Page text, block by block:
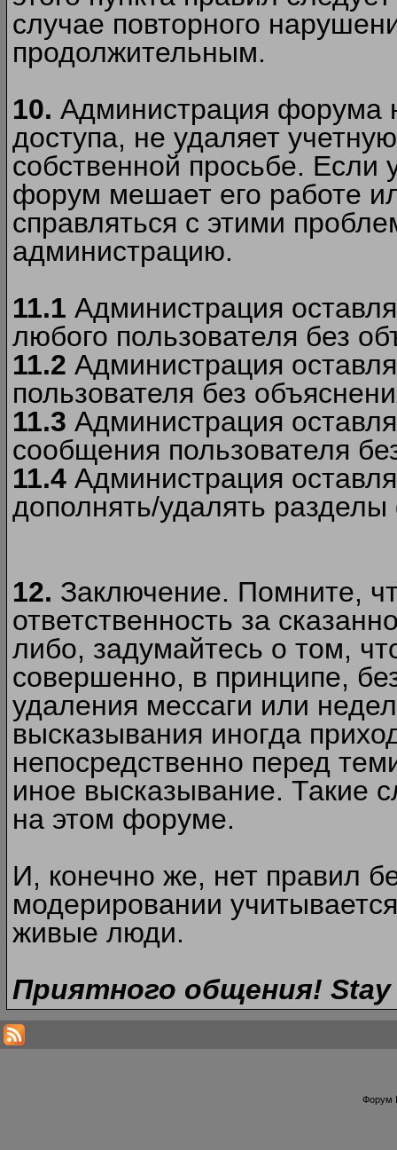
случае повторного
продолжительным.
10. Администрация форума
доступа, не удаляет
собственной просьбе. Если
форум мешает его работе
справляться с этими
администрацию.
11.1 Администрация
любого пользователя без
11.2 Администрация
пользователя без
11.3 Администрация
сообщения пользователя
11.4 Администрация
дополнять/удалять
12. Заключение. Помните,
ответственность за
либо, задумайтесь о том,
совершенно, в принципе,
удаления мессаги или
высказывания иногда
непосредственно перед
иное высказывание. Такие
на этом форуме.
И, конечно же, нет правил
модерировании
живые люди.
Приятного общения! Stay
Форум